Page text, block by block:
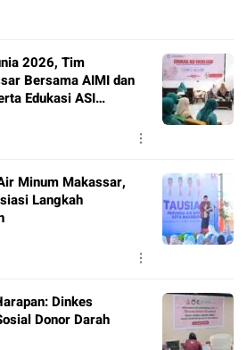
2026, Tim
Bersama AIMI dan
Edukasi ASI
Minum Makassar,
Langkah
Dinkes
Donor Darah